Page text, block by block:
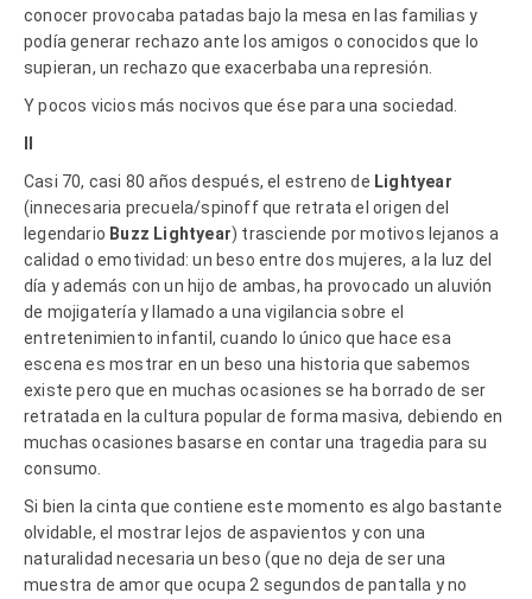
conocer provocaba patadas bajo la mesa en las familias y
podía generar rechazo ante los amigos o conocidos que lo
supieran, un rechazo que exacerbaba una represión.
Y pocos vicios más nocivos que ése para una sociedad.
II
Casi 70, casi 80 años después, el estreno de Lightyear
(innecesaria precuela/spinoff que retrata el origen del
legendario Buzz Lightyear) trasciende por motivos lejanos a
calidad o emotividad: un beso entre dos mujeres, a la luz del
día y además con un hijo de ambas, ha provocado un aluvión
de mojigatería y llamado a una vigilancia sobre el
entretenimiento infantil, cuando lo único que hace esa
escena es mostrar en un beso una historia que sabemos
existe pero que en muchas ocasiones se ha borrado de ser
retratada en la cultura popular de forma masiva, debiendo en
muchas ocasiones basarse en contar una tragedia para su
consumo.
Si bien la cinta que contiene este momento es algo bastante
olvidable, el mostrar lejos de aspavientos y con una
naturalidad necesaria un beso (que no deja de ser una
muestra de amor que ocupa 2 segundos de pantalla y no